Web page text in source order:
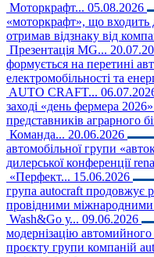
Моторкрафт... 05.08.2026
«моторкрафт», що входить
отримав відзнаку від
Презентація MG...
формується на перетині
електромобільності та
AUTO CRAFT...
заході «день фермера
представників аграрного
Команда... 20.06.2026
автомобільної групи
дилерської конференції
«Перфект... 15.06.2026
група autocraft продовжує
провідними міжнародними
Wash&Go у... 09.06.2026
модернізацію
проєкту групи компаній